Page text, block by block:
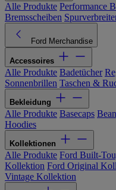
Alle Produkte Performance
Bremsscheiben
Ford Merchandise
Accessoires
Alle Produkte Badetücher
Sonnenbrillen Taschen &
Bekleidung
Alle Produkte Basecaps
Hoodies
Kollektionen
Alle Produkte Ford Built-
Kollektion Ford Original
Vintage Kollektion